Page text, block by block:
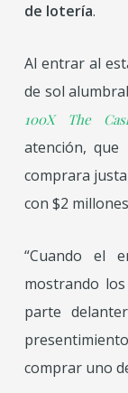
de lotería.
Al entrar al
de sol
100X The
atención,
comprara
con $2
“Cuando el
mostrando
parte
comprar uno